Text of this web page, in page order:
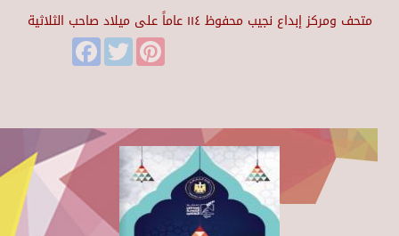
متحف ومركز إبداع نجيب محفوظ ١١٤ عاماً على ميلاد صاحب الثلاثية
FacebookTwitter